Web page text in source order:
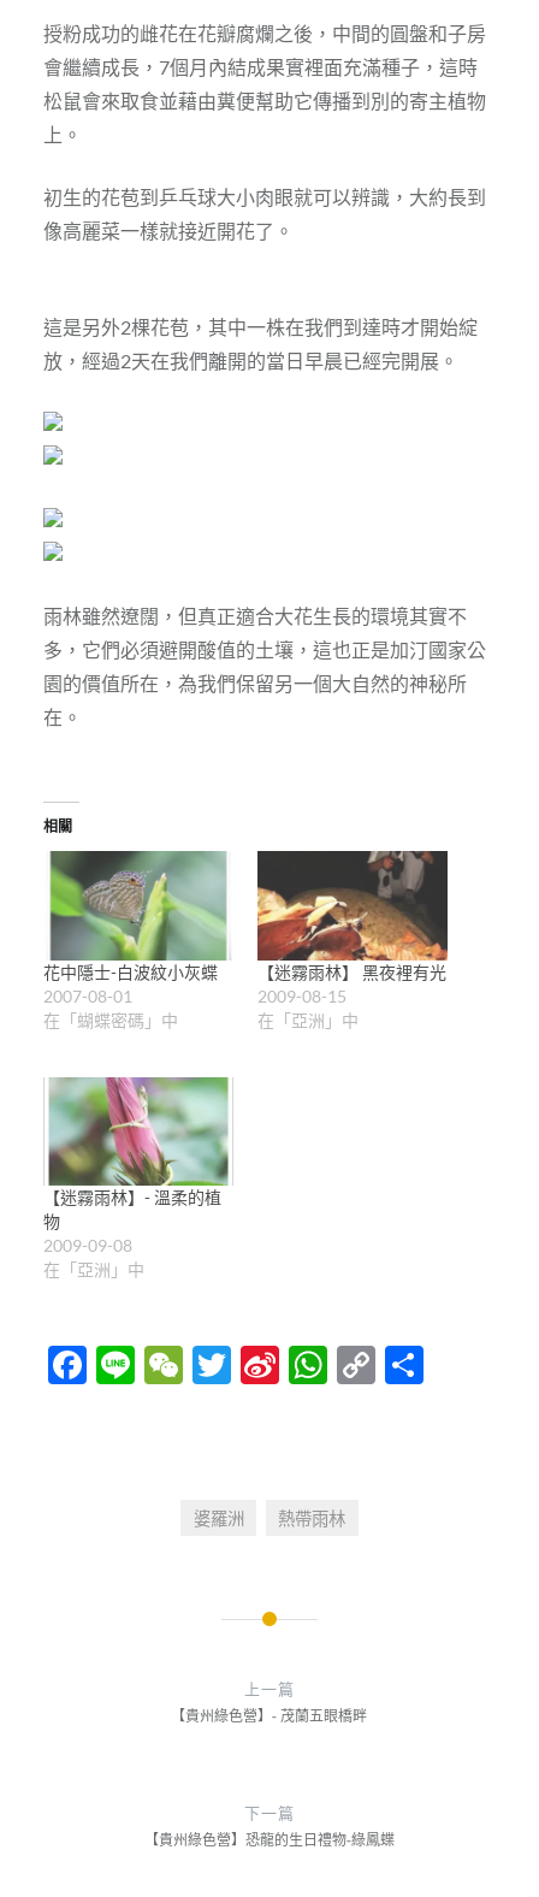
授粉成功的雌花在花瓣腐爛之後，中間的圓盤和子房
會繼續成長，7個月內結成果實裡面充滿種子，這時
松鼠會來取食並藉由糞便幫助它傳播到別的寄主植物
上。
初生的花苞到乒乓球大小肉眼就可以辨識，大約長到
像高麗菜一樣就接近開花了。
這是另外2棵花苞，其中一株在我們到達時才開始綻
放，經過2天在我們離開的當日早晨已經完開展。
雨林雖然遼闊，但真正適合大花生長的環境其實不
多，它們必須避開酸值的土壤，這也正是加汀國家公
園的價值所在，為我們保留另一個大自然的神秘所
在。
相關
花中隱士-白波紋小灰蝶
2007-08-01
在「蝴蝶密碼」中
【迷霧雨林】 黑夜裡有光
2009-08-15
在「亞洲」中
【迷霧雨林】- 溫柔的植
物
2009-09-08
在「亞洲」中
Facebook
LineWeChat
Twitter
SinaWhatsApp
Copy
分
婆羅洲 熱帶雨林
上一篇
【貴州綠色營】- 茂蘭五眼橋畔
下一篇
【貴州綠色營】恐龍的生日禮物-綠鳳蝶